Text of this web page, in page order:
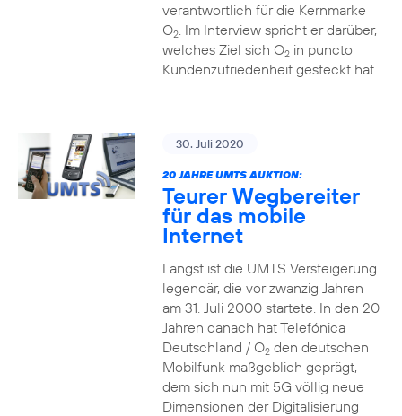
verantwortlich für die Kernmarke
O2. Im Interview spricht er darüber,
welches Ziel sich O2in puncto
Kundenzufriedenheit gesteckt hat.
30. Juli 2020
20 JAHRE UMTS AUKTION:
Teurer Wegbereiter
für das mobile
Internet
Längst ist die UMTS Versteigerung
legendär, die vor zwanzig Jahren
am 31. Juli 2000 startete. In den 20
Jahren danach hat Telefónica
Deutschland / O2den deutschen
Mobilfunk maßgeblich geprägt,
dem sich nun mit 5G völlig neue
Dimensionen der Digitalisierung